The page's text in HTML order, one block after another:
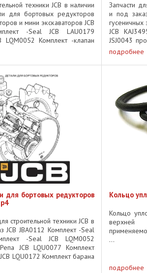
техники JCB в наличии
для бортовых редукторов
и мини экскаваторов JCB
-Seal JCB LAU0179
LQM0052 Комплект -клапан
...
Запчасти
и под
гусеничных
JCB
JSJ0043
проставка
подробнее
для бортовых редукторов
строительной техники JCB в
JCB JBA0112 Комплект -Seal
-Seal JCB LQM0052
JCB LQU0077 Комплект
LQU0172 Комплект барана
...
Кольцо
Кольцо
верхней
...
подробнее